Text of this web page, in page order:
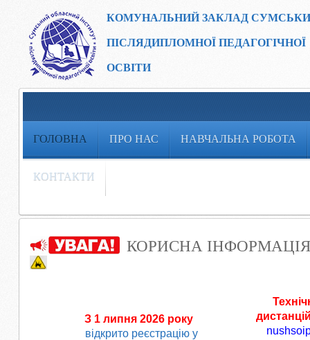
КОМУНАЛЬНИЙ ЗАКЛАД
ПІСЛЯДИПЛОМНОЇ ПЕДАГОГІЧНОЇ
ОСВІТИ
ГОЛОВНА ПРО НАС НАВЧАЛЬНА РОБОТА
КОНТАКТИ
КОРИСНА
З 1 липня 2026 року
відкрито реєстрацію у